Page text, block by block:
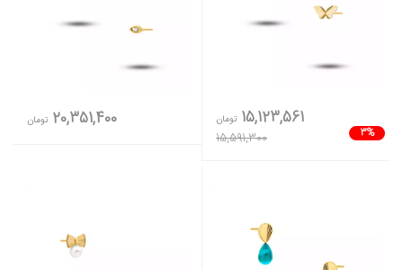
3%
15,123,561 تومان
15,591,300
20,351,400 تومان